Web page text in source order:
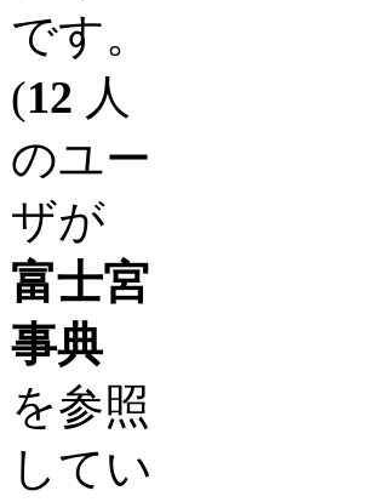
です。
(12 人
のユー
ザが
富士宮
事典
を参照
してい